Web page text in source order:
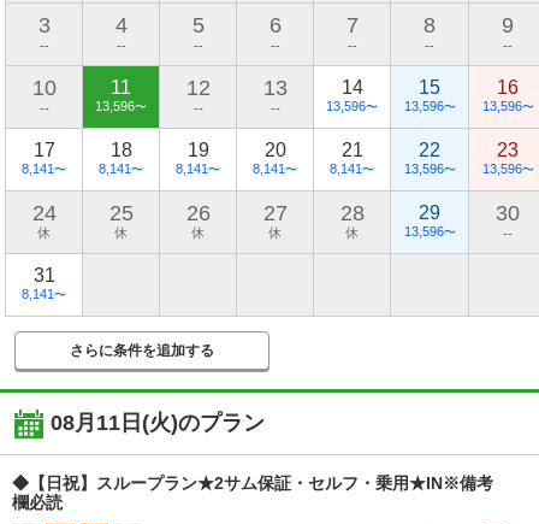
3
--
4
--
5
--
6
--
7
--
8
--
9
--
10
--
11
13,596〜
12
--
13
--
14
13,596〜
15
13,596〜
16
13,596〜
17
8,141〜
18
8,141〜
19
8,141〜
20
8,141〜
21
8,141〜
22
13,596〜
23
13,596〜
24
休
25
休
26
休
27
休
28
休
29
13,596〜
30
--
31
8,141〜
さらに条件を追加する
08月11日(火)のプラン
◆【日祝】スループラン★2サム保証・セルフ・乗用★IN※備考
欄必読